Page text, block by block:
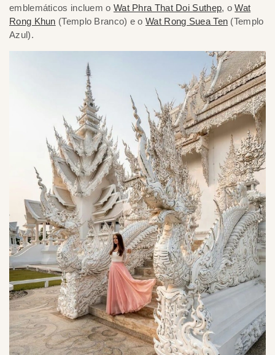
emblemáticos incluem o Wat Phra That Doi Suthep, oWat
Rong Khun (Templo Branco) e oWat Rong Suea Ten (Templo
Azul).